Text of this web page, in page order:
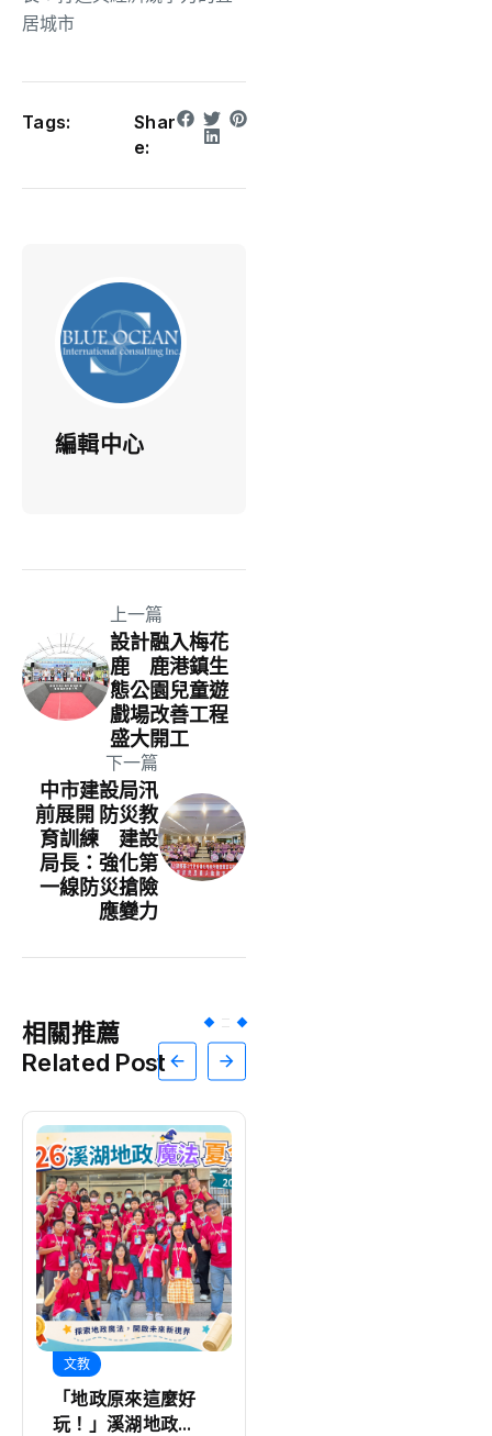
居城市
Tags:
Shar
e:
編輯中心
上一篇
設計融入梅花
鹿 鹿港鎮生
態公園兒童遊
戲場改善工程
盛大開工
下一篇
中市建設局汛
前展開 防災教
育訓練 建設
局長：強化第
一線防災搶險
應變力
相關推薦
Related Post
文教
「地政原來這麼好
玩！」溪湖地政